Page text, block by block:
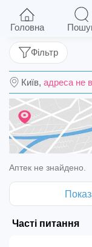
Київ, адреса не
Фільтр
Аптек не знайдено.
Часті питання
Головна